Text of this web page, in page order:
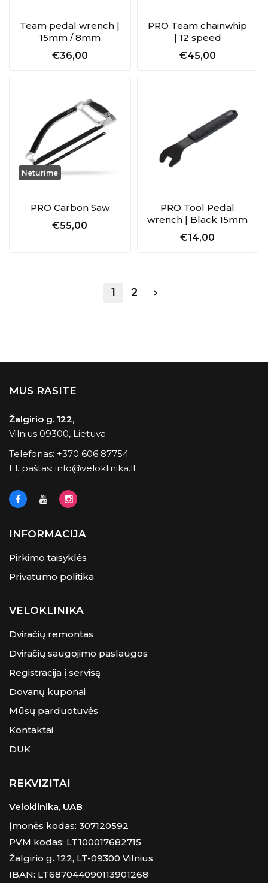
Team pedal wrench |
15mm / 8mm
€36,00
PRO Team chainwhip
| 12 speed
€45,00
Neturime
PRO Carbon Saw
€55,00
PRO Tool Pedal
wrench | Black 15mm
€14,00
1 2
MUS RASITE
Žalgirio g. 122,
Vilnius 09300, Lietuva
Telefonas: +370 606 87754
El. paštas: info@veloklinika.lt
INFORMACIJA
Pirkimo taisyklės
Privatumo politika
VELOKLINIKA
Dviračių remontas
Dviračių saugojimo paslaugos
Registracija į servisą
Dovanų kuponai
Mūsų parduotuvės
Kontaktai
DUK
REKVIZITAI
Veloklinika, UAB
Įmonės kodas: 307120592
PVM kodas: LT100017682715
Žalgirio g. 122, LT-09300 Vilnius
IBAN: LT687044090113901268